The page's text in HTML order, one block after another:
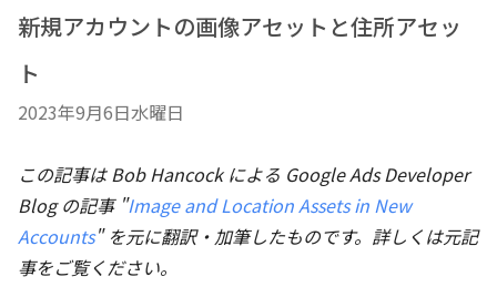
新規アカウントの画像アセットと住所アセッ
ト
2023年9月6日水曜日
この記事は Bob Hancockによる Google Ads Developer
Blog の記事 "Image and Location Assets in New
Accounts" を元に翻訳・加筆したものです。詳しくは元記
事をご覧ください。